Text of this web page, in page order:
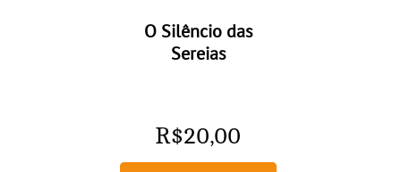
O Silêncio das
Sereias
R$20,00